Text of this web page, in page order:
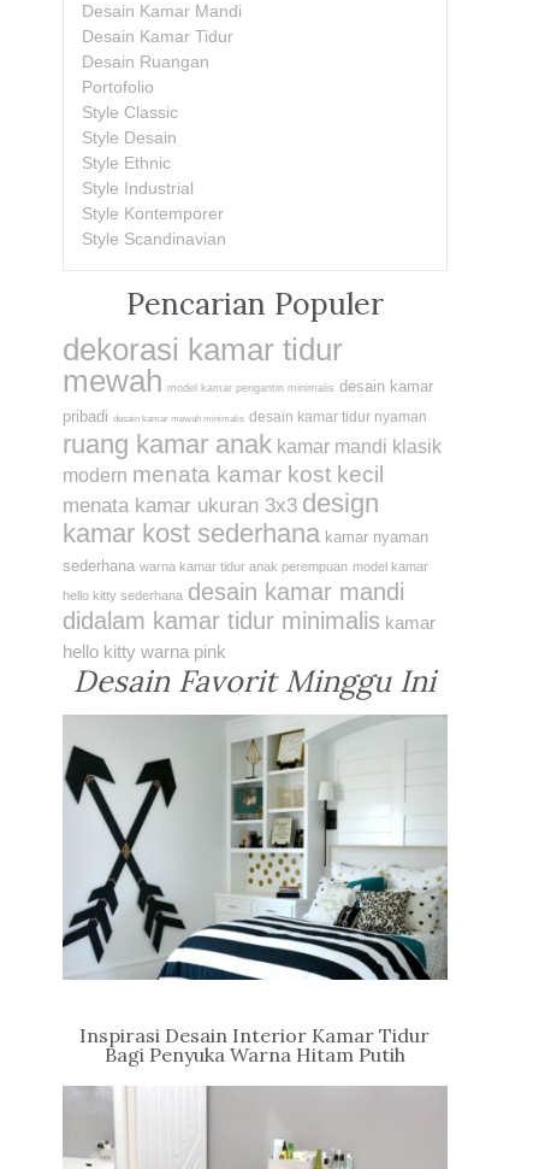
Desain Kamar Mandi
Desain Kamar Tidur
Desain Ruangan
Portofolio
Style Classic
Style Desain
Style Ethnic
Style Industrial
Style Kontemporer
Style Scandinavian
Pencarian Populer
dekorasi kamar tidur
mewah model kamar pengantin minimalis desain kamar
pribadi desain kamar mewah minimalis desain kamar tidur nyaman
ruang kamar anak kamar mandi klasik
modern menata kamar kost kecil
menata kamar ukuran 3x3 design
kamar kost sederhana kamar nyaman
sederhana warna kamar tidur anak perempuan model kamar
hello kitty sederhana desain kamar mandi
didalam kamar tidur minimalis kamar
hello kitty warna pink
Desain Favorit Minggu Ini
Inspirasi Desain Interior Kamar Tidur
Bagi Penyuka Warna Hitam Putih